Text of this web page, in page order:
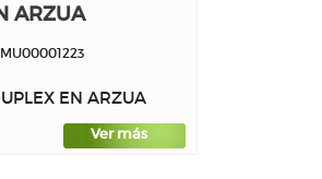
ARZUA
EN ARZUA
Ver más